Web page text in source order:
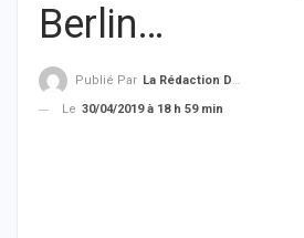
Berlin…
Publié Par La Rédaction De THIEYSENEGAL.com
Le 30/04/2019 à 18 h 59 min